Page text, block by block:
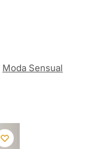
Moda Sensual